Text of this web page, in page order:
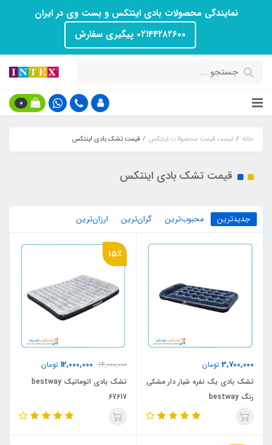
نمایندگی محصولات بادی اینتکس و بست وی در ایران
۰۲۱۴۴۲۸۲۶۰۰ پیگیری سفارش
0
خانه لیست قیمت محصولات اینتکس قیمت تشک بادی اینتکس
قیمت تشک بادی اینتکس
جدیدترین محبوب‌ترین گران‌ترین ارزان‌ترین
3,700,000 تومان
تشک بادی یک نفره شیار دار مشکی
رنگ bestway
15٪
14,000,000
12,000,000 تومان
تشک بادی اتوماتیک bestway
67617